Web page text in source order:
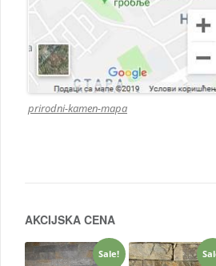
prirodni-kamen-mapa
AKCIJSKA CENA
Sale!